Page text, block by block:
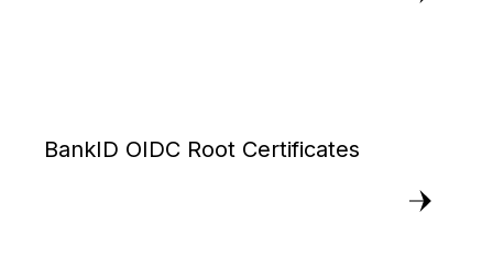
BankID OIDC Root Certificates